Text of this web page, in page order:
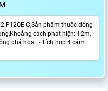
P12QE-C,Sản phẩm thuộc dòng
cách phát hiện: 12m,
phá hoại. - Tích hợp 4 cảm